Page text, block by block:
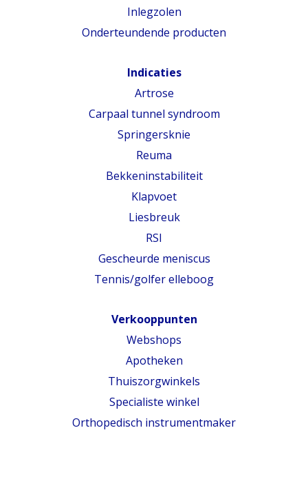
Inlegzolen
Onderteundende producten
Indicaties
Artrose
Carpaal tunnel syndroom
Springersknie
Reuma
Bekkeninstabiliteit
Klapvoet
Liesbreuk
RSI
Gescheurde meniscus
Tennis/golfer elleboog
Verkooppunten
Webshops
Apotheken
Thuiszorgwinkels
Specialiste winkel
Orthopedisch instrumentmaker